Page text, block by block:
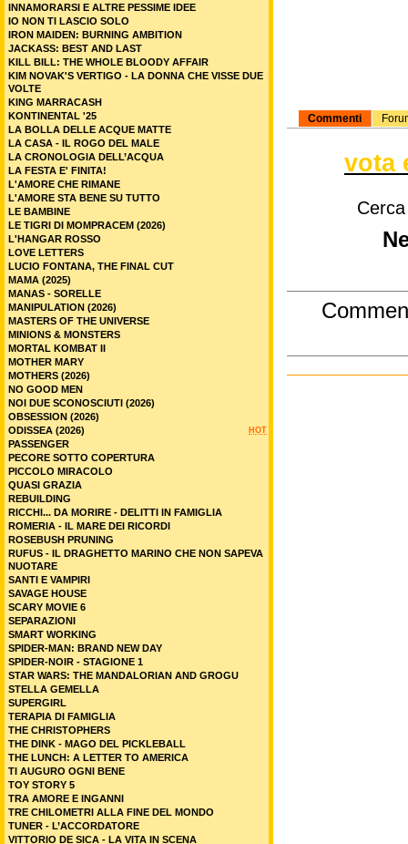
Commenti
vota
INNAMORARSI E ALTRE PESSIME IDEE
IO NON TI LASCIO SOLO
IRON MAIDEN: BURNING AMBITION
JACKASS: BEST AND LAST
KILL BILL: THE WHOLE BLOODY AFFAIR
KIM NOVAK'S VERTIGO - LA DONNA CHE VISSE DUE
VOLTE
KING MARRACASH
KONTINENTAL '25
LA BOLLA DELLE ACQUE MATTE
LA CASA - IL ROGO DEL MALE
LA CRONOLOGIA DELL’ACQUA
LA FESTA E' FINITA!
L'AMORE CHE RIMANE
L'AMORE STA BENE SU TUTTO
LE BAMBINE
LE TIGRI DI MOMPRACEM (2026)
L'HANGAR ROSSO
LOVE LETTERS
LUCIO FONTANA, THE FINAL CUT
MAMA (2025)
MANAS - SORELLE
MANIPULATION (2026)
MASTERS OF THE UNIVERSE
MINIONS & MONSTERS
MORTAL KOMBAT II
MOTHER MARY
MOTHERS (2026)
NO GOOD MEN
NOI DUE SCONOSCIUTI (2026)
OBSESSION (2026)
HOT
ODISSEA (2026)
PASSENGER
PECORE SOTTO COPERTURA
PICCOLO MIRACOLO
QUASI GRAZIA
REBUILDING
RICCHI... DA MORIRE - DELITTI IN FAMIGLIA
ROMERIA - IL MARE DEI RICORDI
ROSEBUSH PRUNING
RUFUS - IL DRAGHETTO MARINO CHE NON SAPEVA
NUOTARE
SANTI E VAMPIRI
SAVAGE HOUSE
SCARY MOVIE 6
SEPARAZIONI
SMART WORKING
SPIDER-MAN: BRAND NEW DAY
SPIDER-NOIR - STAGIONE 1
STAR WARS: THE MANDALORIAN AND GROGU
STELLA GEMELLA
SUPERGIRL
TERAPIA DI FAMIGLIA
THE CHRISTOPHERS
THE DINK - MAGO DEL PICKLEBALL
THE LUNCH: A LETTER TO AMERICA
TI AUGURO OGNI BENE
TOY STORY 5
TRA AMORE E INGANNI
TRE CHILOMETRI ALLA FINE DEL MONDO
TUNER - L’ACCORDATORE
VITTORIO DE SICA - LA VITA IN SCENA